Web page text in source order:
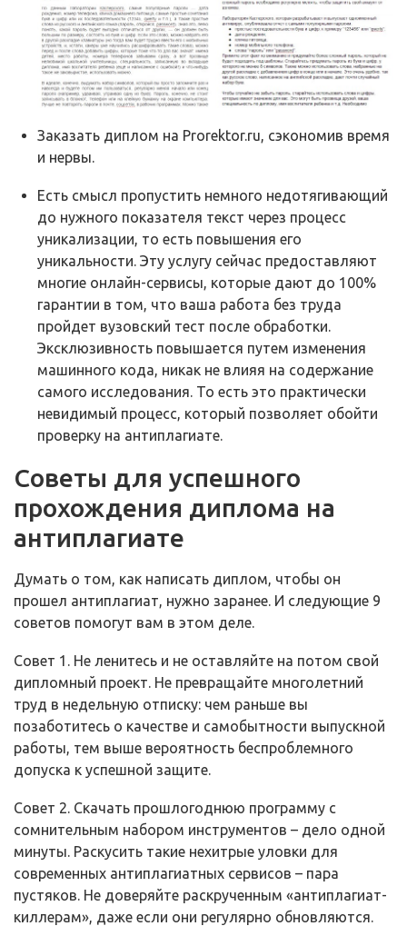
Заказать диплом на Prorektor.ru, сэкономив время
и нервы.
Есть смысл пропустить немного недотягивающий
до нужного показателя текст через процесс
уникализации, то есть повышения его
уникальности. Эту услугу сейчас предоставляют
многие онлайн-сервисы, которые дают до 100%
гарантии в том, что ваша работа без труда
пройдет вузовский тест после обработки.
Эксклюзивность повышается путем изменения
машинного кода, никак не влияя на содержание
самого исследования. То есть это практически
невидимый процесс, который позволяет обойти
проверку на антиплагиате.
Советы для успешного
прохождения диплома на
антиплагиате
Думать о том, как написать диплом, чтобы он
прошел антиплагиат, нужно заранее. И следующие 9
советов помогут вам в этом деле.
Совет 1. Не ленитесь и не оставляйте на потом свой
дипломный проект. Не превращайте многолетний
труд в недельную отписку: чем раньше вы
позаботитесь о качестве и самобытности выпускной
работы, тем выше вероятность беспроблемного
допуска к успешной защите.
Совет 2. Скачать прошлогоднюю программу с
сомнительным набором инструментов – дело одной
минуты. Раскусить такие нехитрые уловки для
современных антиплагиатных сервисов – пара
пустяков. Не доверяйте раскрученным «антиплагиат-
киллерам», даже если они регулярно обновляются.